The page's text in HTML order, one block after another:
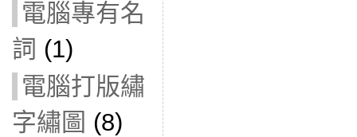
電腦專有名
詞 (1)
電腦打版繡
字繡圖 (8)